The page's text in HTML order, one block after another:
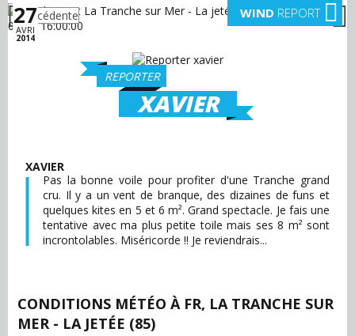
27
AVRI
2014
WIND REPORT
précédente suivante
REPORTER
XAVIER
XAVIER
Pas la bonne voile pour profiter d'une Tranche grand
cru. Il y a un vent de branque, des dizaines de funs et
quelques kites en 5 et 6 m². Grand spectacle. Je fais une
tentative avec ma plus petite toile mais ses 8 m² sont
incrontolables. Miséricorde !! Je reviendrais...
CONDITIONS MÉTÉO À FR, LA TRANCHE SUR
MER - LA JETÉE (85)